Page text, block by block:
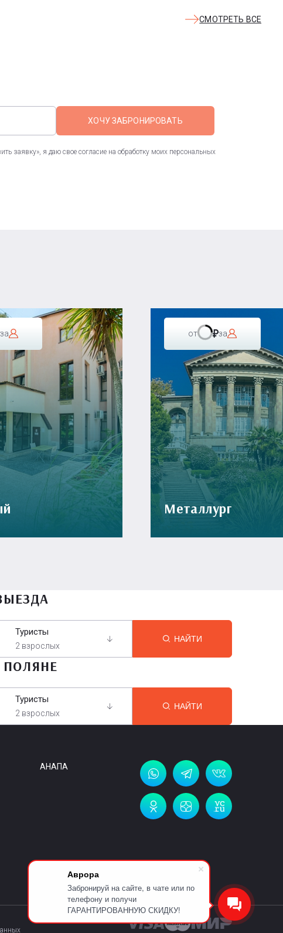
Аврора
Забронируй на сайте, в чате или по
телефону и получи
ГАРАНТИРОВАННУЮ СКИДКУ!
СМОТРЕТЬ ВСЕ
ХОЧУ ЗАБРОНИРОВАТЬ
заявку», я даю свое согласие на обработку моих персональных
за от за
Металлург
Туристы
2 взрослых
НАЙТИ
Туристы
2 взрослых
НАЙТИ
АНАПА